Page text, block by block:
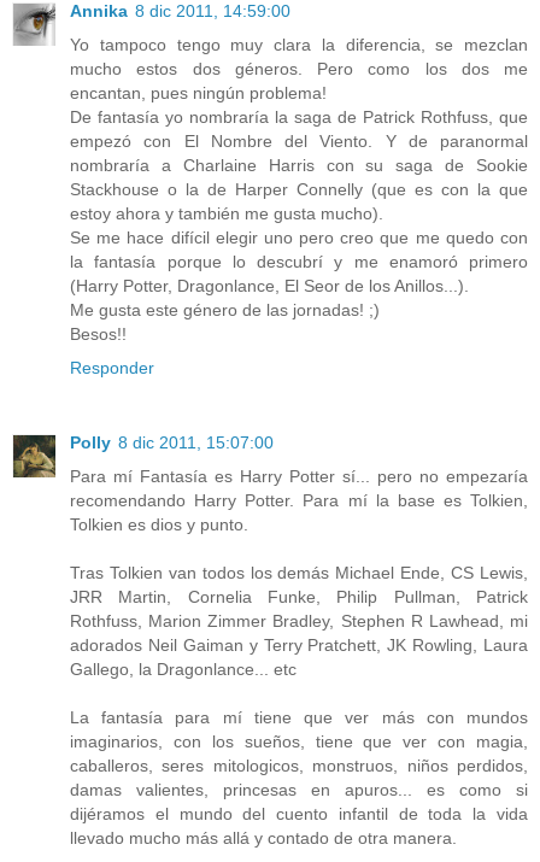
Annika 8 dic 2011, 14:59:00
Yo tampoco tengo muy clara la diferencia, se mezclan
mucho estos dos géneros. Pero como los dos me
encantan, pues ningún problema!
De fantasía yo nombraría la saga de Patrick Rothfuss, que
empezó con El Nombre del Viento. Y de paranormal
nombraría a Charlaine Harris con su saga de Sookie
Stackhouse o la de Harper Connelly (que es con la que
estoy ahora y también me gusta mucho).
Se me hace difícil elegir uno pero creo que me quedo con
la fantasía porque lo descubrí y me enamoró primero
(Harry Potter, Dragonlance, El Seor de los Anillos...).
Me gusta este género de las jornadas! ;)
Besos!!
Responder
Polly 8 dic 2011, 15:07:00
Para mí Fantasía es Harry Potter sí... pero no empezaría
recomendando Harry Potter. Para mí la base es Tolkien,
Tolkien es dios y punto.
Tras Tolkien van todos los demás Michael Ende, CS Lewis,
JRR Martin, Cornelia Funke, Philip Pullman, Patrick
Rothfuss, Marion Zimmer Bradley, Stephen R Lawhead, mi
adorados Neil Gaiman y Terry Pratchett, JK Rowling, Laura
Gallego, la Dragonlance... etc
La fantasía para mí tiene que ver más con mundos
imaginarios, con los sueños, tiene que ver con magia,
caballeros, seres mitologicos, monstruos, niños perdidos,
damas valientes, princesas en apuros... es como si
dijéramos el mundo del cuento infantil de toda la vida
llevado mucho más allá y contado de otra manera.